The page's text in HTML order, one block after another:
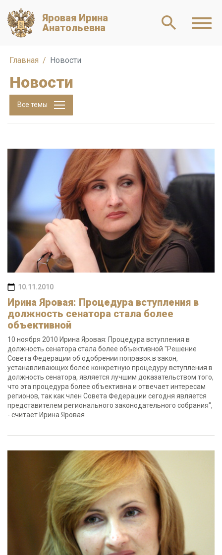
Яровая Ирина
Анатольевна
Главная Новости
Новости
Все темы
10.11.2010
Ирина Яровая: Процедура вступления в
должность сенатора стала более
объективной
10 ноября 2010 Ирина Яровая: Процедура вступления в
должность сенатора стала более объективной "Решение
Совета Федерации об одобрении поправок в закон,
устанавливающих более конкретную процедуру вступления в
должность сенатора, является лучшим доказательством того,
что эта процедура более объективна и отвечает интересам
регионов, так как член Совета Федерации сегодня является
представителем регионального законодательного собрания",
- считает Ирина Яровая